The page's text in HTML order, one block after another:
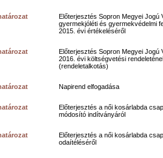
Előterjesztés Sopron Megyei Jogú
gyermekjóléti és gyermekvédelmi
2015. évi értékeléséről
Előterjesztés Sopron Megyei Jogú
2016. évi költségvetési
(rendeletalkotás)
Napirend elfogadása
Előterjesztés a női kosárlabda
módosító indítványáról
Előterjesztés a női kosárlabda
odaítéléséről